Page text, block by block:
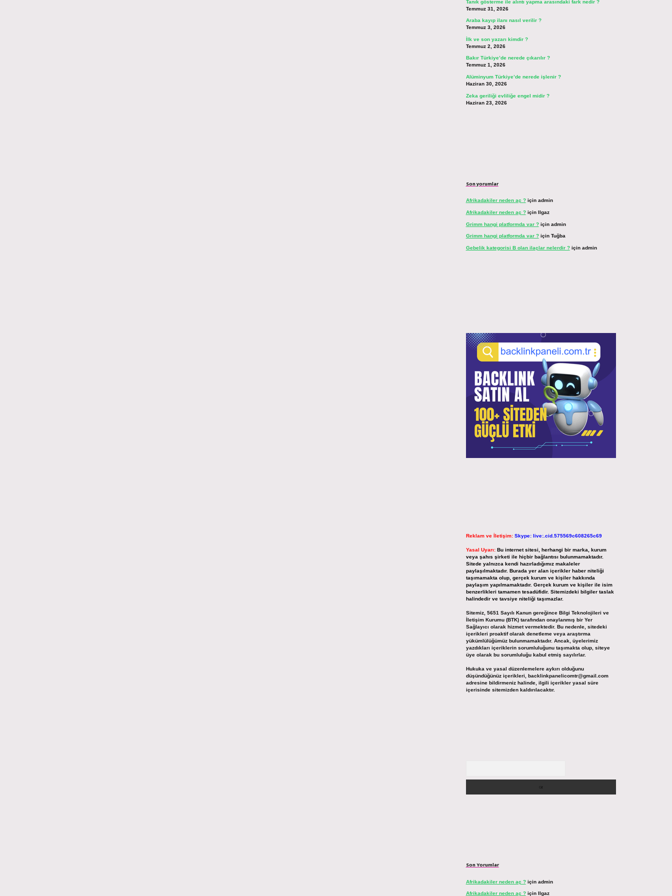
Tanık gösterme ile alıntı yapma arasındaki fark nedir ?
Temmuz 31, 2026
Araba kayıp ilanı nasıl verilir ?
Temmuz 3, 2026
İlk ve son yazarı kimdir ?
Temmuz 2, 2026
Bakır Türkiye’de nerede çıkarılır ?
Temmuz 1, 2026
Alüminyum Türkiye’de nerede işlenir ?
Haziran 30, 2026
Zeka geriliği evliliğe engel midir ?
Haziran 23, 2026
Son yorumlar
Afrikadakiler neden aç ?için admin
Afrikadakiler neden aç ?için Ilgaz
Grimm hangi platformda var ?için admin
Grimm hangi platformda var ?için Tuğba
Gebelik kategorisi B olan ilaçlar nelerdir ?için admin
Reklam ve İletişim: Skype: live:.cid.575569c608265c69
Yasal Uyarı: Bu internet sitesi, herhangi bir marka, kurum
veya şahıs şirketi ile hiçbir bağlantısı bulunmamaktadır.
Sitede yalnızca kendi hazırladığımız makaleler
paylaşılmaktadır. Burada yer alan içerikler haber niteliği
taşımamakta olup, gerçek kurum ve kişiler hakkında
paylaşım yapılmamaktadır. Gerçek kurum ve kişiler ile isim
benzerlikleri tamamen tesadüfidir. Sitemizdeki bilgiler taslak
halindedir ve tavsiye niteliği taşımazlar.
Sitemiz, 5651 Sayılı Kanun gereğince Bilgi Teknolojileri ve
İletişim Kurumu (BTK) tarafından onaylanmış bir Yer
Sağlayıcı olarak hizmet vermektedir. Bu nedenle, sitedeki
içerikleri proaktif olarak denetleme veya araştırma
yükümlülüğümüz bulunmamaktadır. Ancak, üyelerimiz
yazdıkları içeriklerin sorumluluğunu taşımakta olup, siteye
üye olarak bu sorumluluğu kabul etmiş sayılırlar.
Hukuka ve yasal düzenlemelere aykırı olduğunu
düşündüğünüz içerikleri, backlinkpanelicomtr@gmail.com
adresine bildirmeniz halinde, ilgili içerikler yasal süre
içerisinde sitemizden kaldırılacaktır.
Son Yorumlar
Afrikadakiler neden aç ?için admin
Afrikadakiler neden aç ?için Ilgaz